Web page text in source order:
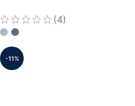
(4)
-11%